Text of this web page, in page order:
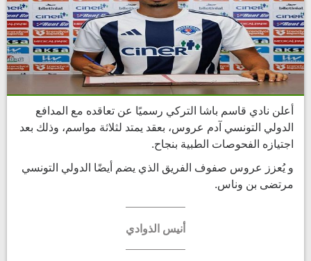
أعلن نادي قاسم باشا التركي رسميًا عن تعاقده مع المدافع
الدولي التونسي آدم عروس، بعقد يمتد لثلاثة مواسم، وذلك بعد
اجتيازه الفحوصات الطبية بنجاح.
و يُعزز عروس صفوف الفريق الذي يضم أيضًا الدولي التونسي
مرتضى بن وناس.
أنيس الذوادي